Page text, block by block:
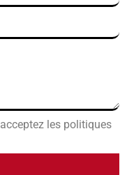
les politiques